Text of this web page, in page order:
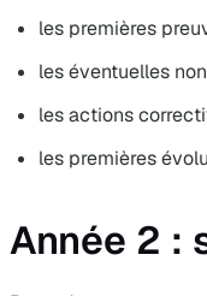
les premières
les éventuelles
les actions
les premières
Année 2 :